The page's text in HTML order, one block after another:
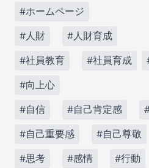
#ホームページ
#人財 #人財育成
#社員教育 #社員育成
#向上心
#自信 #自己肯定感
#自己重要感 #自己尊敬
#思考 #感情 #行動